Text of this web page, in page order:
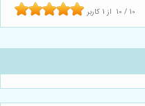
10 / 10 از 1 کاربر